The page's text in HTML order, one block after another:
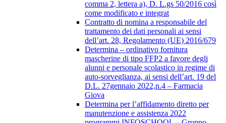
comma 2, lettera a), D. L.gs 50/2016 così
come modificato e integrat
Contratto di nomina a responsabile del
trattamento dei dati personali ai sensi
dell’art. 28, Regolamento (UE) 2016/679
Determina – ordinativo fornitura
mascherine di tipo FFP2 a favore degli
alunni e personale scolastico in regime di
auto-sorveglianza, ai sensi dell’art. 19 del
D.L. 27gennaio 2022,n.4 – Farmacia
Giova
Determina per l’affidamento diretto per
manutenzione e assistenza 2022